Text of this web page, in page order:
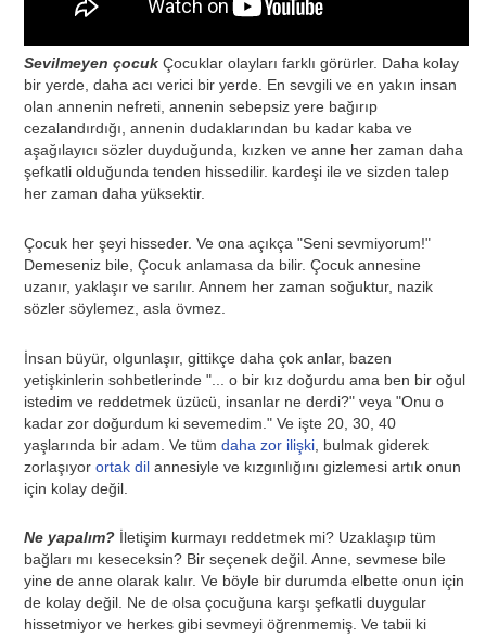
Sevilmeyen çocuk Çocuklar olayları farklı görürler. Daha kolay
bir yerde, daha acı verici bir yerde. En sevgili ve en yakın insan
olan annenin nefreti, annenin sebepsiz yere bağırıp
cezalandırdığı, annenin dudaklarından bu kadar kaba ve
aşağılayıcı sözler duyduğunda, kızken ve anne her zaman daha
şefkatli olduğunda tenden hissedilir. kardeşi ile ve sizden talep
her zaman daha yüksektir.
Çocuk her şeyi hisseder. Ve ona açıkça "Seni sevmiyorum!"
Demeseniz bile, Çocuk anlamasa da bilir. Çocuk annesine
uzanır, yaklaşır ve sarılır. Annem her zaman soğuktur, nazik
sözler söylemez, asla övmez.
İnsan büyür, olgunlaşır, gittikçe daha çok anlar, bazen
yetişkinlerin sohbetlerinde "... o bir kız doğurdu ama ben bir oğul
istedim ve reddetmek üzücü, insanlar ne derdi?" veya "Onu o
kadar zor doğurdum ki sevemedim." Ve işte 20, 30, 40
yaşlarında bir adam. Ve tüm daha zor ilişki , bulmak giderek
zorlaşıyor ortak dil annesiyle ve kızgınlığını gizlemesi artık onun
için kolay değil.
Ne yapalım? İletişim kurmayı reddetmek mi? Uzaklaşıp tüm
bağları mı keseceksin? Bir seçenek değil. Anne, sevmese bile
yine de anne olarak kalır. Ve böyle bir durumda elbette onun için
de kolay değil. Ne de olsa çocuğuna karşı şefkatli duygular
hissetmiyor ve herkes gibi sevmeyi öğrenmemiş. Ve tabii ki